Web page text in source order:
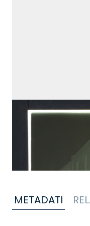
METADATI